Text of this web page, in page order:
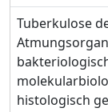
Tuberkulose
histologisch